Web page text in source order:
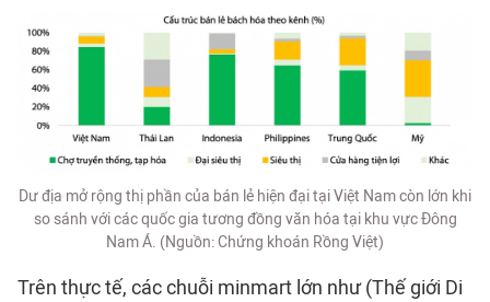
Dư địa mở rộng thị phần của bán lẻ hiện đại tại Việt Nam còn lớn khi
so sánh với các quốc gia tương đồng văn hóa tại khu vực Đông
Nam Á. (Nguồn: Chứng khoán Rồng Việt)
Trên thực tế, các chuỗi minmart lớn như (Thế giới Di